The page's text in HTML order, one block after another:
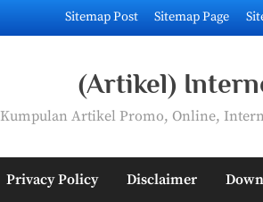
Sitemap Post Sitemap Page
(Artikel)
Kumpulan Artikel Promo, Online,
Privacy Policy Disclaimer